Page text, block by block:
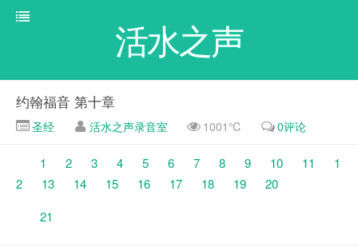
活水之声
约翰福音 第十章
圣经 活水之声录音室 1001℃ 0评论
1 2 3 4 5 6 7 8 9 10 11
1
2
13 14 15 16 17 18 19
20
21